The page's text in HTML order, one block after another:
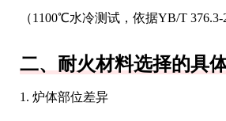
（1100℃水冷测试，依据YB/T 376.3-
二、耐火材料选择的具
1. 炉体部位差异